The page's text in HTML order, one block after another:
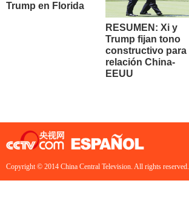
Trump en Florida
RESUMEN: Xi y
Trump fijan tono
constructivo para
relación China-
EEUU
Copyright © 2014 China Central Television. All rights reserved.